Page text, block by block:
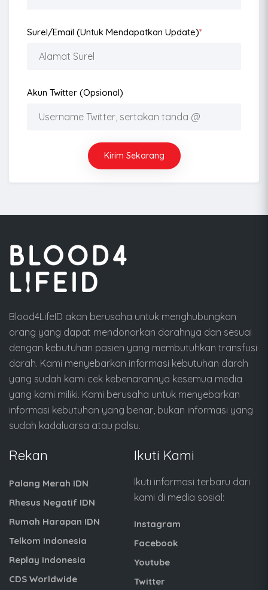
Surel/Email (Untuk Mendapatkan Update)*
Akun Twitter (opsional)
Kirim Sekarang
Blood4LifeID akan berusaha untuk menghubungkan
orang yang dapat mendonorkan darahnya dan sesuai
dengan kebutuhan pasien yang membutuhkan transfusi
darah. Kami menyebarkan informasi kebutuhan darah
yang sudah kami cek kebenarannya kesemua media
yang kami miliki. Kami berusaha untuk menyebarkan
informasi kebutuhan yang benar, bukan informasi yang
sudah kadaluarsa atau palsu.
Rekan
Palang Merah IDN
Rhesus Negatif IDN
Rumah Harapan IDN
Telkom Indonesia
Replay Indonesia
CDS Worldwide
Ikuti Kami
Ikuti informasi terbaru dari
kami di media sosial:
Instagram
Facebook
Youtube
Twitter